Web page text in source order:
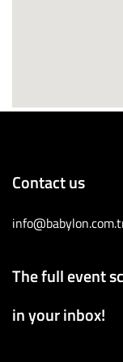
Contact us
The full event
in your inbox!